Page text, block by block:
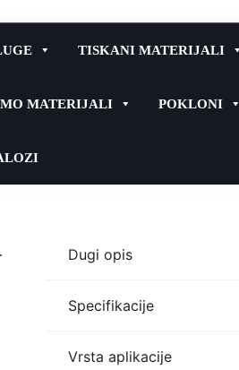
TISKANI MATERIJALI
MATERIJALI POKLONI
Dugi opis
Specifikacije
Vrsta aplikacije